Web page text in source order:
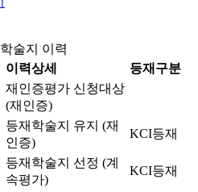
학술지 이력
이력상세 등재구분
재인증평가 신청대상
(재인증)
등재학술지 유지 (재
인증)
KCI등재
등재학술지 선정 (계
속평가)
KCI등재